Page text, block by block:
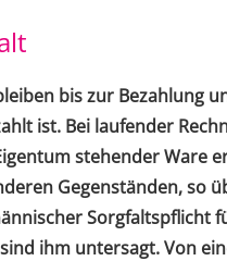
bis zur Bezahlung
ist. Bei laufender
stehender Ware
Gegenständen, so
Sorgfaltspflicht
ihm untersagt. Von